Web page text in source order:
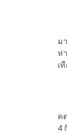
ม
ห่
เ
ค
4